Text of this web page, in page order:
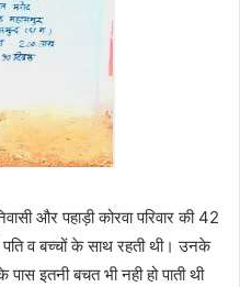
और पहाड़ी कोरवा परिवार की 42
पति व बच्चों के साथ रहती थी। उनके
इतनी बचत भी नही हो पाती थी